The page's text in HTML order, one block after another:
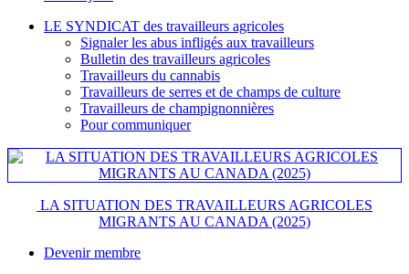
LE SYNDICAT des travailleurs agricoles
Signaler les abus infligés aux travailleurs
Bulletin des travailleurs agricoles
Travailleurs du cannabis
Travailleurs de serres et de champs de culture
Travailleurs de champignonnières
Pour communiquer
LA SITUATION DES TRAVAILLEURS AGRICOLES
MIGRANTS AU CANADA (2025)
Devenir membre